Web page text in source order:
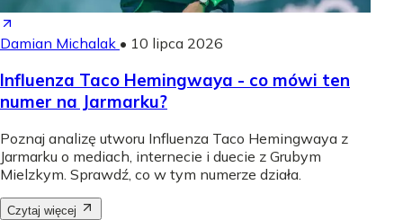
Damian Michalak • 10 lipca 2026
Influenza Taco Hemingwaya - co mówi ten
numer na Jarmarku?
Poznaj analizę utworu Influenza Taco Hemingwaya z
Jarmarku o mediach, internecie i duecie z Grubym
Mielzkym. Sprawdź, co w tym numerze działa.
Czytaj więcej